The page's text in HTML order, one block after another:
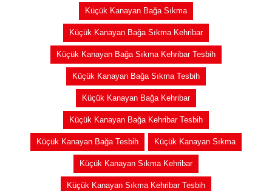
Küçük Kanayan Bağa Sıkma
Küçük Kanayan Bağa Sıkma Kehribar
Küçük Kanayan Bağa Sıkma Kehribar Tesbih
Küçük Kanayan Bağa Sıkma Tesbih
Küçük Kanayan Bağa Kehribar
Küçük Kanayan Bağa Kehribar Tesbih
Küçük Kanayan Bağa Tesbih Küçük Kanayan Sıkma
Küçük Kanayan Sıkma Kehribar
Küçük Kanayan Sıkma Kehribar Tesbih